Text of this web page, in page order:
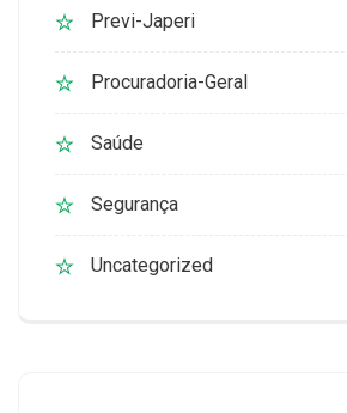
Previ-Japeri
Procuradoria-Geral
Saúde
Segurança
Uncategorized